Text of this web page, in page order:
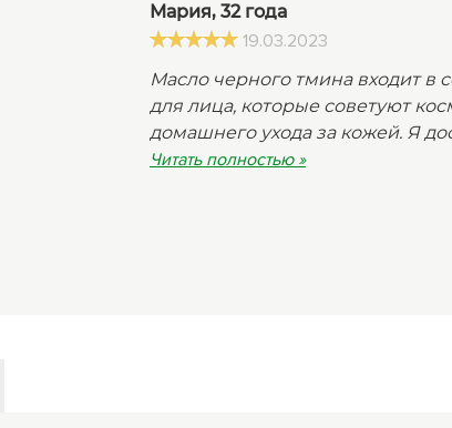
Мария, 32 года
19.03.2023
Масло черного тмина входит в
для лица, которые советуют
домашнего ухода за кожей. Я
выбирала конкретное средство,
Читать полностью »